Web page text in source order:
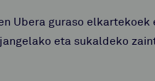
Ubera guraso elkartekoek
eta sukaldeko